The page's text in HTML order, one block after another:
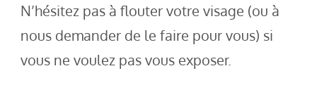
N’hésitez pas à flouter votre visage (ou à
nous demander de le faire pour vous) si
vous ne voulez pas vous exposer.